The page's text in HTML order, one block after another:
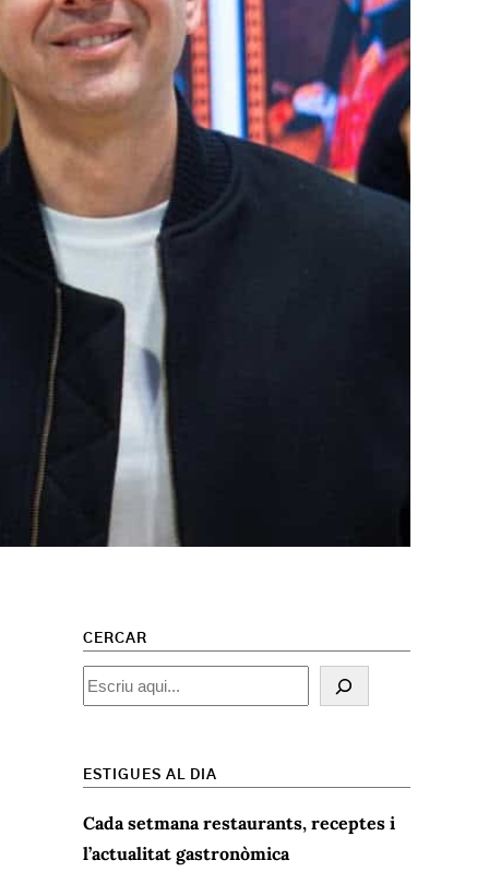
CERCAR
Cercar
ESTIGUES AL DIA
Cada setmana restaurants, receptes i
l’actualitat gastronòmica